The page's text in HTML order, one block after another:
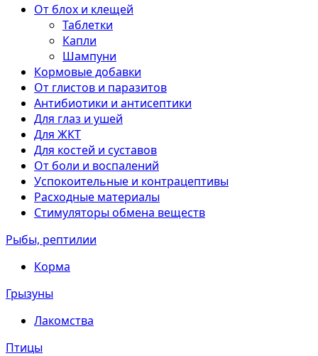
От блох и клещей
Таблетки
Капли
Шампуни
Кормовые добавки
От глистов и паразитов
Антибиотики и антисептики
Для глаз и ушей
Для ЖКТ
Для костей и суставов
От боли и воспалений
Успокоительные и контрацептивы
Расходные материалы
Стимуляторы обмена веществ
Рыбы, рептилии
Корма
Грызуны
Лакомства
Птицы